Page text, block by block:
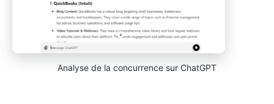
Analyse de la concurrence sur ChatGPT